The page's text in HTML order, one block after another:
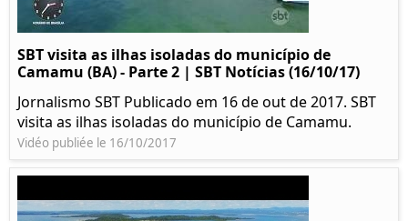
SBT visita as ilhas isoladas do município de
Camamu (BA) - Parte 2 | SBT Notícias (16/10/17)
Jornalismo SBT Publicado em 16 de out de 2017. SBT
visita as ilhas isoladas do município de Camamu.
Vidéo publiée le 16/10/2017